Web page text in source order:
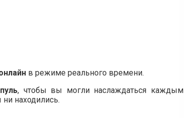
в режиме реального времени.
, чтобы вы могли наслаждаться каждым
находились.